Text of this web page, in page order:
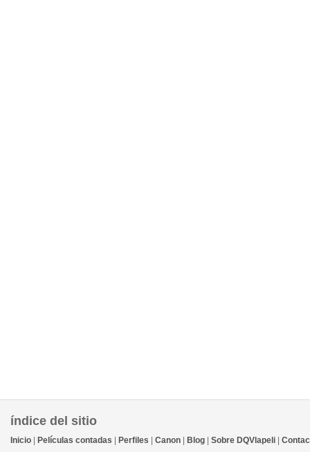
índice del sitio
Inicio Películas contadas Perfiles Canon Blog Sobre DQVlapeli